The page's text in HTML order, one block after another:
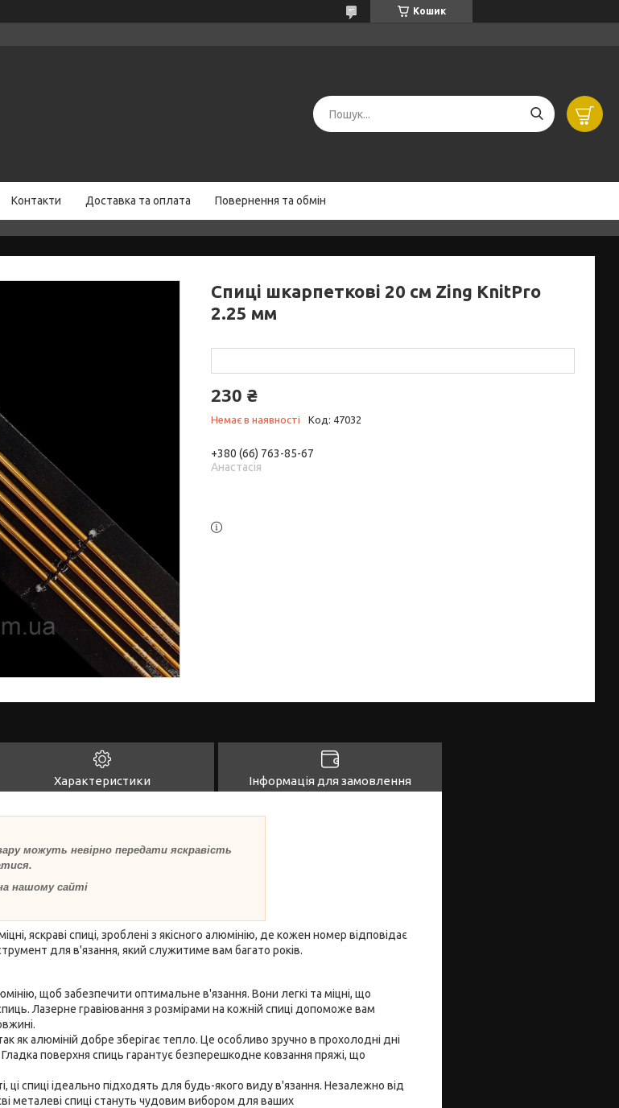
Кошик
Контакти Доставка та оплата Повернення та обмін
Спиці шкарпеткові 20 см Zing KnitPro
2.25 мм
230 ₴
Немає в наявності Код: 47032
+380 (66) 763-85-67
Анастасія
Характеристики Інформація для замовлення
можуть невірно передати яскравість
нашому сайті
яскраві спиці, зроблені з якісного алюмінію, де кожен номер відповідає
для в'язання, який служитиме вам багато років.
щоб забезпечити оптимальне в'язання. Вони легкі та міцні, що
Лазерне гравіювання з розмірами на кожній спиці допоможе вам
як алюміній добре зберігає тепло. Це особливо зручно в прохолодні дні
поверхня спиць гарантує безперешкодне ковзання пряжі, що
ці спиці ідеально підходять для будь-якого виду в'язання. Незалежно від
металеві спиці стануть чудовим вибором для ваших